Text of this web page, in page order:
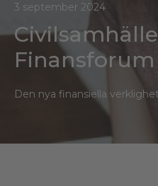
3 september 2024
Finansforum
Den nya finansiella